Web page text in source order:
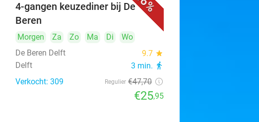
4-gangen keuzediner bij De
Beren
Morgen Za Zo Ma Di
Wo
De Beren Delft
9.7 star
Delft 3 min. directions_walk
Verkocht: 309 Regulier €47,70
€25,95